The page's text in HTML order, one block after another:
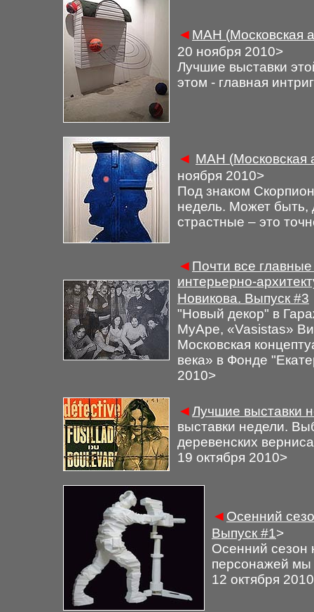
◄ МАН (Московская
20 ноября 2010>
Лучшие выставки
этом - главная
◄ МАН (Московская
ноября 2010>
Под знаком
недель. Может быть,
страстные – это
◄ Почти все
интерьерно-
Новикова. Выпуск #3
"Новый декор" в
МуАре, «Vasistas»
Московская
века» в Фонде "
2010>
◄Лучшие выставки
выставки недели.
деревенских
19 октября 2010>
◄ Осенний
Выпуск #1>
Осенний сезон
персонажей
12 октября 2010